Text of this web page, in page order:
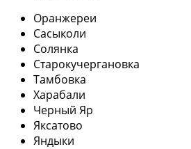
Оранжереи
Сасыколи
Солянка
Старокучергановка
Тамбовка
Харабали
Черный Яр
Яксатово
Яндыки